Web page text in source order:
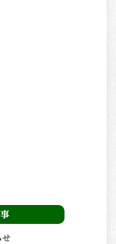
商品紹介
せ